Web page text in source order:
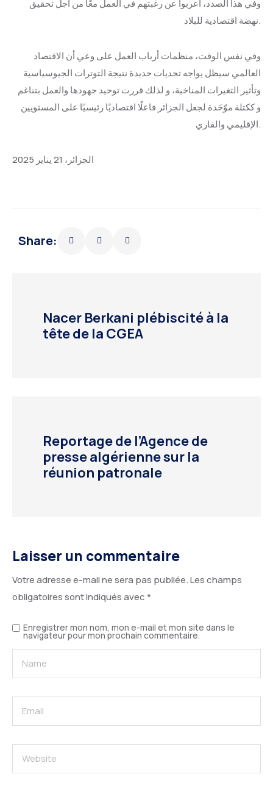
وفي هذا الصدد، أعربوا عن رغبتهم في العمل معًا من أجل تحقيق
نهضة اقتصادية للبلاد.
وفي نفس الوقت، منظمات أرباب العمل على وعي أن الاقتصاد
العالمي سيظل يواجه تحديات جديدة نتيجة التوترات الجيوسياسية
وتأثير التغيرات المناخية، و لذلك قررت توحيد جهودها والعمل بتناغم
و ككتلة موّحَدة لجعل الجزائر فاعلًا اقتصاديًا رئيسيًا على المستويين
الإقليمي والقاري.
الجزائر، 21 يناير 2025
Share:
Nacer Berkani plébiscité à la
tête de la CGEA
Reportage de l’Agence de
presse algérienne sur la
réunion patronale
Laisser un commentaire
Votre adresse e-mail ne sera pas publiée.Les champs
obligatoires sont indiqués avec *
Enregistrer mon nom, mon e-mail et mon site dans le
navigateur pour mon prochain commentaire.